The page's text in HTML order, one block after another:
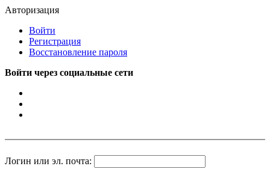
Авторизация
Войти
Регистрация
Восстановление пароля
Войти через социальные сети
Логин или эл. почта: